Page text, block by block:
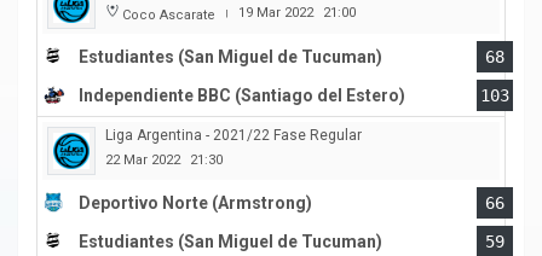
Coco Ascarate | 19 Mar 2022 21:00
Estudiantes (San Miguel de Tucuman)
68
Independiente BBC (Santiago del Estero)
103
Liga Argentina - 2021/22 Fase Regular
22 Mar 2022 21:30
Deportivo Norte (Armstrong)
66
Estudiantes (San Miguel de Tucuman)
59